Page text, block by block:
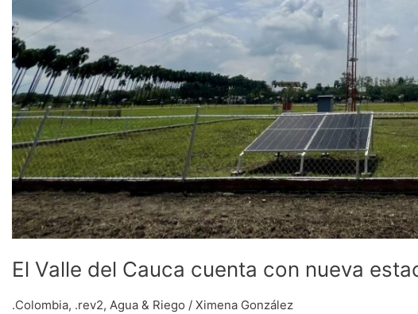
El Valle del Cauca cuenta con nueva
.Colombia, .rev2, Agua & Riego / Ximena González